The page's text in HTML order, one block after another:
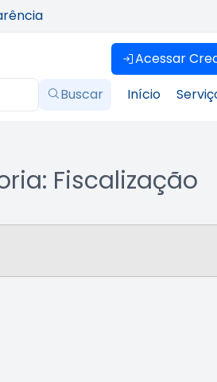
Acessar
Buscar
Início
Fiscalização